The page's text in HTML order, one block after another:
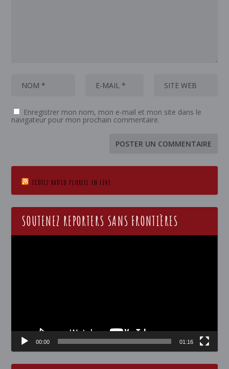
Enregistrer mon nom, mon e-mail et mon site dans le
navigateur pour mon prochain commentaire.
ECOTEZ RADIO PLURIEL EN LIVE
SOUTENEZ REPORTERS SANS FRONTIÈRES
00:00 01:16